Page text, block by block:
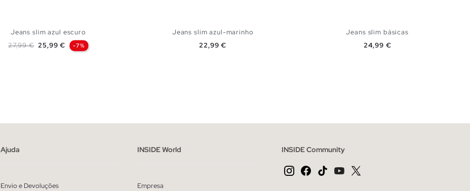
Jeans slim azul escuro
Preço normal
27,99 € Preço
25,99 € -7%
Jeans slim azul-marinho
Preço
22,99 €
Jeans slim básicas
Preço
24,99 €
Ajuda
Envio e Devoluções
INSIDE World
Empresa
INSIDE Community